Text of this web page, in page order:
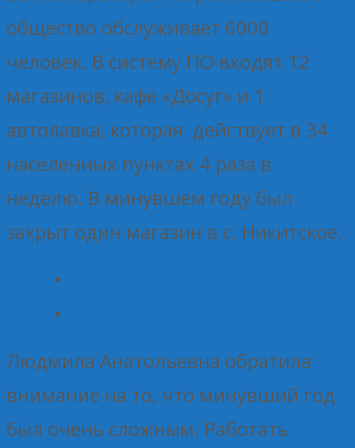
общество обслуживает 6000
человек. В систему ПО входят 12
магазинов, кафе «Досуг» и 1
автолавка, которая действует в 34
населенных пунктах 4 раза в
неделю. В минувшем году был
закрыт один магазин в с. Никитское.
Людмила Анатольевна обратила
внимание на то, что минувший год
был очень сложным. Работать